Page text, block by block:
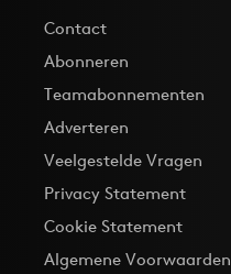
Contact
Abonneren
Teamabonnementen
Adverteren
Veelgestelde Vragen
Privacy Statement
Cookie Statement
Algemene Voorwaarden